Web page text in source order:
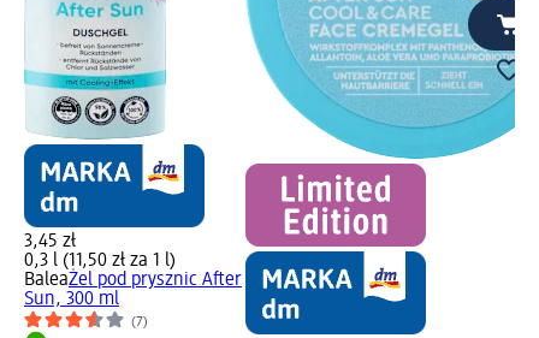
3,45 zł
0,3 l (11,50 zł za 1 l)
BaleaŻel pod prysznic After
Sun, 300 ml
(7)